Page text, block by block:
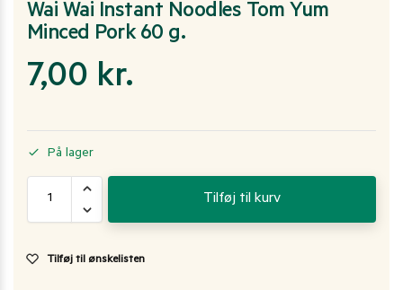
Wai Wai Instant Noodles Tom Yum
Minced Pork 60 g.
7,00 kr.
På lager
Tilføj til kurv
Tilføj til ønskelisten